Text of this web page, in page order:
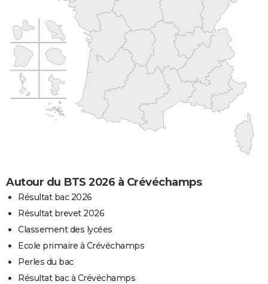
Autour du BTS 2026 à Crévéchamps
Résultat bac 2026
Résultat brevet 2026
Classement des lycées
Ecole primaire à Crévéchamps
Perles du bac
Résultat bac à Crévéchamps